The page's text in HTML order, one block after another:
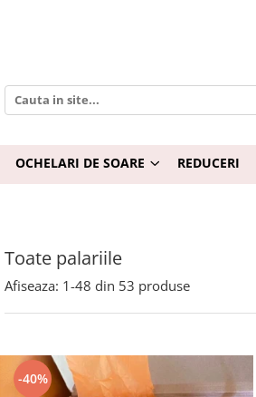
OCHELARI DE SOARE REDUCERI
Toate palariile
Afiseaza: 1-48 din 53 produse
-40%